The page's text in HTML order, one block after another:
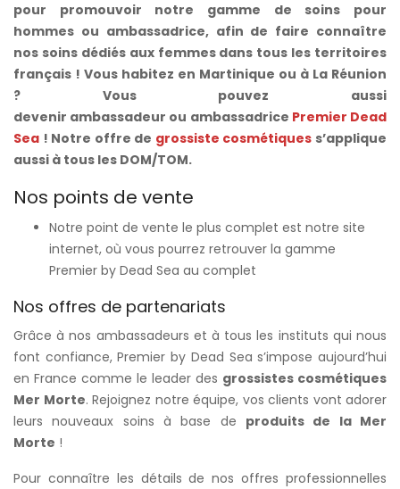
pour promouvoir notre gamme de soins pour
hommes ou ambassadrice, afin de faire connaître
nos soins dédiés aux femmes dans tous les territoires
français ! Vous habitez en Martinique ou à La Réunion
? Vous pouvez aussi
devenir ambassadeur ou ambassadrice Premier Dead
Sea ! Notre offre de grossiste cosmétiques s’applique
aussi à tous les DOM/TOM.
Nos points de vente
Notre point de vente le plus complet est notre site
internet, où vous pourrez retrouver la gamme
Premier by Dead Sea au complet
Nos offres de partenariats
Grâce à nos ambassadeurs et à tous les instituts qui nous
font confiance, Premier by Dead Sea s’impose aujourd’hui
en France comme le leader des grossistes cosmétiques
Mer Morte. Rejoignez notre équipe, vos clients vont adorer
leurs nouveaux soins à base de produits de la Mer
Morte !
Pour connaître les détails de nos offres professionnelles